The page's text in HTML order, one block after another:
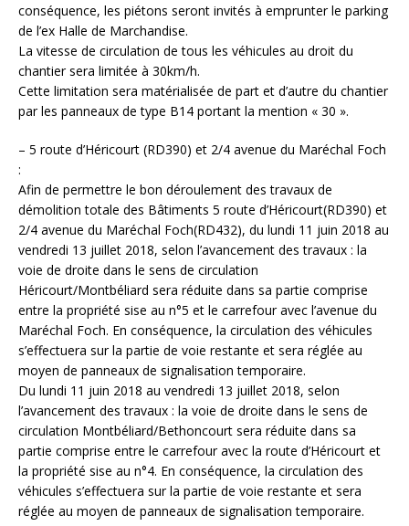
conséquence, les piétons seront invités à emprunter le parking
de l’ex Halle de Marchandise.
La vitesse de circulation de tous les véhicules au droit du
chantier sera limitée à 30km/h.
Cette limitation sera matérialisée de part et d’autre du chantier
par les panneaux de type B14 portant la mention « 30 ».
– 5 route d’Héricourt (RD390) et 2/4 avenue du Maréchal Foch
:
Afin de permettre le bon déroulement des travaux de
démolition totale des Bâtiments 5 route d’Héricourt(RD390) et
2/4 avenue du Maréchal Foch(RD432), du lundi 11 juin 2018 au
vendredi 13 juillet 2018, selon l’avancement des travaux : la
voie de droite dans le sens de circulation
Héricourt/Montbéliard sera réduite dans sa partie comprise
entre la propriété sise au n°5 et le carrefour avec l’avenue du
Maréchal Foch. En conséquence, la circulation des véhicules
s’effectuera sur la partie de voie restante et sera réglée au
moyen de panneaux de signalisation temporaire.
Du lundi 11 juin 2018 au vendredi 13 juillet 2018, selon
l’avancement des travaux : la voie de droite dans le sens de
circulation Montbéliard/Bethoncourt sera réduite dans sa
partie comprise entre le carrefour avec la route d’Héricourt et
la propriété sise au n°4. En conséquence, la circulation des
véhicules s’effectuera sur la partie de voie restante et sera
réglée au moyen de panneaux de signalisation temporaire.